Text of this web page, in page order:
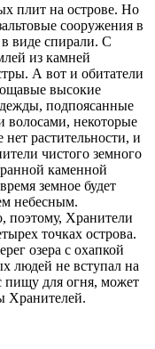
плит на острове. Но
сооружения в
виде спирали. С
из камней
А вот и обитатели
высокие
подпоясанные
некоторые
растительности, и
чистого земного
каменной
земное будет
небесным.
поэтому, Хранители
точках острова.
озера с охапкой
людей не вступал на
пищу для огня, может
Хранителей.